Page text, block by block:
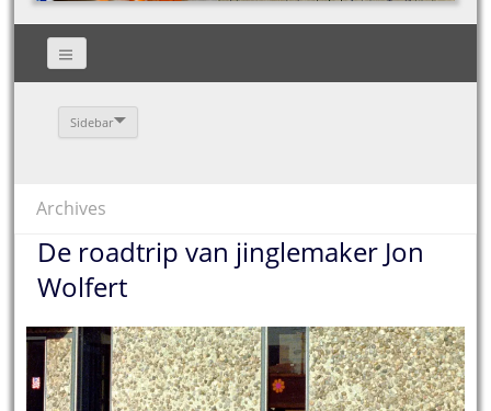
Sidebar
Archives
De roadtrip van jinglemaker Jon
Wolfert